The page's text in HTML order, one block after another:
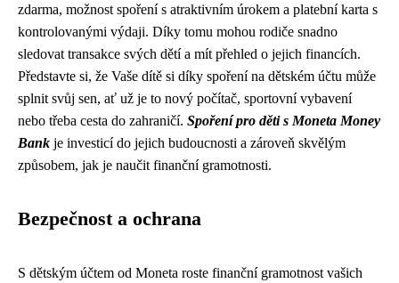
zdarma, možnost spoření s atraktivním úrokem a platební karta s
kontrolovanými výdaji. Díky tomu mohou rodiče snadno
sledovat transakce svých dětí a mít přehled o jejich financích.
Představte si, že Vaše dítě si díky spoření na dětském účtu může
splnit svůj sen, ať už je to nový počítač, sportovní vybavení
nebo třeba cesta do zahraničí. Spoření pro děti s Moneta Money
Bank je investicí do jejich budoucnosti a zároveň skvělým
způsobem, jak je naučit finanční gramotnosti.
Bezpečnost a ochrana
S dětským účtem od Moneta roste finanční gramotnost vašich